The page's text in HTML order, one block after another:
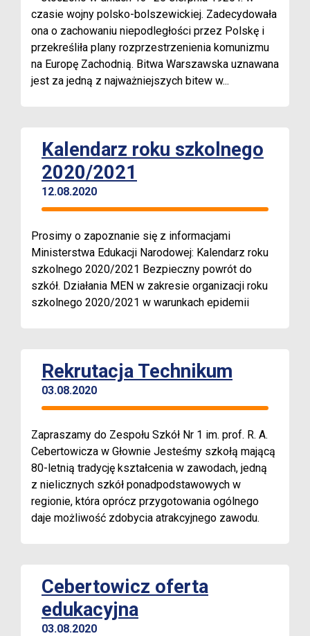
czasie wojny polsko-bolszewickiej. Zadecydowała
ona o zachowaniu niepodległości przez Polskę i
przekreśliła plany rozprzestrzenienia komunizmu
na Europę Zachodnią. Bitwa Warszawska uznawana
jest za jedną z najważniejszych bitew w...
Kalendarz roku szkolnego
2020/2021
12.08.2020
Prosimy o zapoznanie się z informacjami
Ministerstwa Edukacji Narodowej: Kalendarz roku
szkolnego 2020/2021 Bezpieczny powrót do
szkół. Działania MEN w zakresie organizacji roku
szkolnego 2020/2021 w warunkach epidemii
Rekrutacja Technikum
03.08.2020
Zapraszamy do Zespołu Szkół Nr 1 im. prof. R. A.
Cebertowicza w Głownie Jesteśmy szkołą mającą
80-letnią tradycję kształcenia w zawodach, jedną
z nielicznych szkół ponadpodstawowych w
regionie, która oprócz przygotowania ogólnego
daje możliwość zdobycia atrakcyjnego zawodu.
Cebertowicz oferta
edukacyjna
03.08.2020